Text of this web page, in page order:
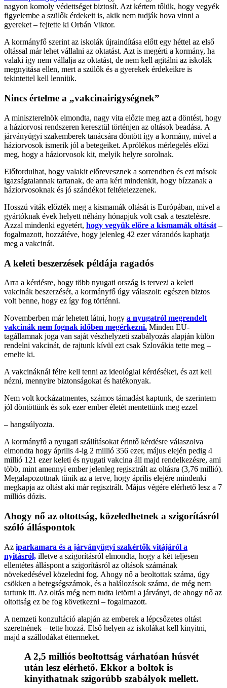
nagyon komoly védettséget biztosít. Azt kértem tőlük, hogy vegyék
figyelembe a szülők érdekeit is, akik nem tudják hova vinni a
gyereket – fejtette ki Orbán Viktor.
A kormányfő szerint az iskolák újraindítása előtt egy héttel az első
oltással már lehet vállalni az oktatást. Azt is megérti a kormány, ha
valaki így nem vállalja az oktatást, de nem kell agitálni az iskolák
megnyitása ellen, mert a szülők és a gyerekek érdekeikre is
tekintettel kell lenniük.
Nincs értelme a „vakcinairigységnek”
A miniszterelnök elmondta, nagy vita előzte meg azt a döntést, hogy
a háziorvosi rendszeren keresztül történjen az oltások beadása. A
járványügyi szakemberek tanácsára döntött így a kormány, mivel a
háziorvosok ismerik jól a betegeiket. Aprólékos mérlegelés előzi
meg, hogy a háziorvosok kit, melyik helyre sorolnak.
Előfordulhat, hogy valakit előrevesznek a sorrendben és ezt mások
igazságtalannak tartanak, de arra kért mindenkit, hogy bízzanak a
háziorvosoknak és jó szándékot feltételezzenek.
Hosszú viták előzték meg a kismamák oltását is Európában, mivel a
gyártóknak évek helyett néhány hónapjuk volt csak a tesztelésre.
Azzal mindenki egyetért, hogy vegyük előre a kismamák oltását –
fogalmazott, hozzátéve, hogy jelenleg 42 ezer várandós kaphatja
meg a vakcinát.
A keleti beszerzések példája ragadós
Arra a kérdésre, hogy több nyugati ország is tervezi a keleti
vakcinák beszerzését, a kormányfő úgy válaszolt: egészen biztos
volt benne, hogy ez így fog történni.
Novemberben már lehetett látni, hogy a nyugatról megrendelt
vakcinák nem fognak időben megérkezni. Minden EU-
tagállamnak joga van saját vészhelyzeti szabályozás alapján külön
rendelni vakcinát, de rajtunk kívül ezt csak Szlovákia tette meg –
emelte ki.
A vakcináknál félre kell tenni az ideológiai kérdéséket, és azt kell
nézni, mennyire biztonságokat és hatékonyak.
Nem volt kockázatmentes, számos támadást kaptunk, de szerintem
jól döntöttünk és sok ezer ember életét mentettünk meg ezzel
– hangsúlyozta.
A kormányfő a nyugati szállításokat érintő kérdésre válaszolva
elmondta hogy április 4-ig 2 millió 356 ezer, május elején pedig 4
millió 121 ezer keleti és nyugati vakcina áll majd rendelkezésre, ami
több, mint amennyi ember jelenleg regisztrált az oltásra (3,76 millió).
Megalapozottnak tűnik az a terve, hogy április elejére mindenki
megkapja az oltást aki már regisztrált. Május végére elérhető lesz a 7
milliós dózis.
Ahogy nő az oltottság, közeledhetnek a szigorításról
szóló álláspontok
Az iparkamara és a járványügyi szakértők vitájáról a
nyitásról, illetve a szigorításról elmondta, hogy a két teljesen
ellentétes álláspont a szigorításról az oltások számának
növekedésével közeledni fog. Ahogy nő a beoltottak száma, úgy
csökken a betegségszámok, és a halálozások száma, de még nem
tartunk itt. Az oltás még nem tudta letörni a járványt, de ahogy nő az
oltottság ez be fog következni – fogalmazott.
A nemzeti konzultáció alapján az emberek a lépcsőzetes oltást
szeretnének – tette hozzá. Első helyen az iskolákat kell kinyitni,
majd a szállodákat éttermeket.
A 2,5 milliós beoltottság várhatóan húsvét
után lesz elérhető. Ekkor a boltok is
kinyithatnak szigorúbb szabályok mellett.